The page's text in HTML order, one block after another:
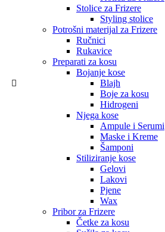
Stolice za Frizere
Styling stolice
Potrošni materijal za Frizere
Ručnici
Rukavice
Preparati za kosu
Bojanje kose
Blajh
Boje za kosu
Hidrogeni
Njega kose
Ampule i Serumi
Maske i Kreme
Šamponi
Stiliziranje kose
Gelovi
Lakovi
Pjene
Wax
Pribor za Frizere
Četke za kosu